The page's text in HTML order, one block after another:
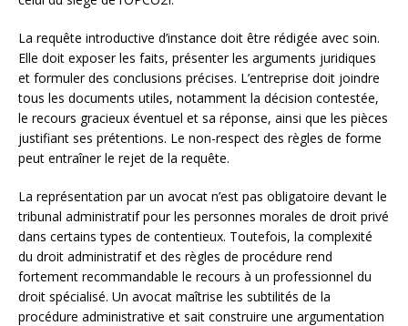
La requête introductive d’instance doit être rédigée avec soin.
Elle doit exposer les faits, présenter les arguments juridiques
et formuler des conclusions précises. L’entreprise doit joindre
tous les documents utiles, notamment la décision contestée,
le recours gracieux éventuel et sa réponse, ainsi que les pièces
justifiant ses prétentions. Le non-respect des règles de forme
peut entraîner le rejet de la requête.
La représentation par un avocat n’est pas obligatoire devant le
tribunal administratif pour les personnes morales de droit privé
dans certains types de contentieux. Toutefois, la complexité
du droit administratif et des règles de procédure rend
fortement recommandable le recours à un professionnel du
droit spécialisé. Un avocat maîtrise les subtilités de la
procédure administrative et sait construire une argumentation